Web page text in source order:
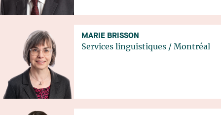
MARIE BRISSON
Services linguistiques / Montréal